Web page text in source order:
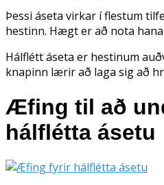
Þessi áseta virkar í flestum
hestinn. Hægt er að nota
Hálflétt áseta er hestinum
knapinn lærir að laga sig að
Æfing til að
hálflétta ásetu